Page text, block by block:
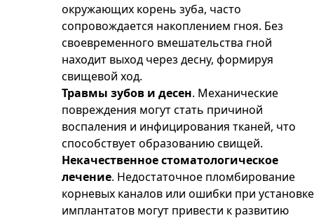
окружающих корень зуба, часто
сопровождается накоплением гноя. Без
своевременного вмешательства гной
находит выход через десну, формируя
свищевой ход.
Травмы зубов и десен. Механические
повреждения могут стать причиной
воспаления и инфицирования тканей, что
способствует образованию свищей.
Некачественное стоматологическое
лечение. Недостаточное пломбирование
корневых каналов или ошибки при установке
имплантатов могут привести к развитию